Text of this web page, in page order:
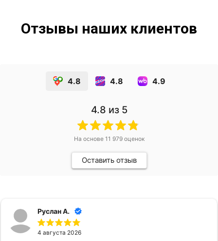
Отзывы наших клиентов
4.8 4.8 4.9
4.8 из 5
На основе 11 979оценок
Оставить отзыв
Руслан А.
4 августа 2026